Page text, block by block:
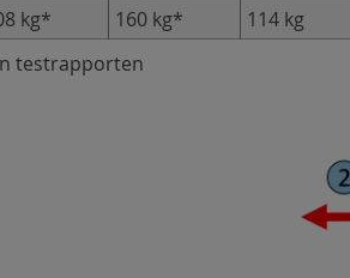
kg* 160 kg* 114 kg
testrapporten